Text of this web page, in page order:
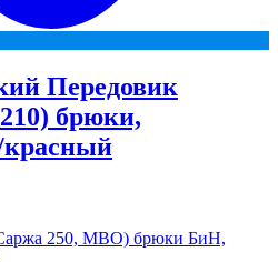
Передовик
брюки,